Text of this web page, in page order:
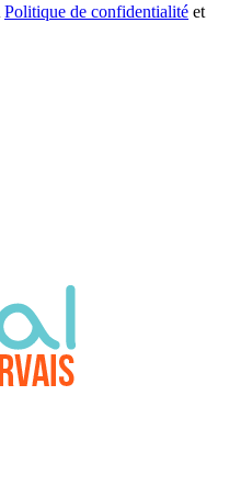
Politique de confidentialité et